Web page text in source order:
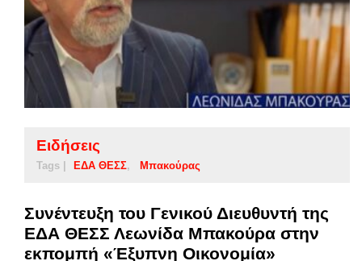
Ειδήσεις
Tags | ΕΔΑ ΘΕΣΣ Μπακούρας
Συνέντευξη του Γενικού Διευθυντή της
ΕΔΑ ΘΕΣΣ Λεωνίδα Μπακούρα στην
εκπομπή «Έξυπνη Οικονομία»